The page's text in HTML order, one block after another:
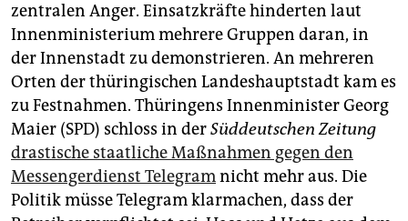
zentralen Anger. Einsatzkräfte hinderten laut
Innenministerium mehrere Gruppen daran, in
der Innenstadt zu demonstrieren. An mehreren
Orten der thüringischen Landeshauptstadt kam es
zu Festnahmen. Thüringens Innenminister Georg
Maier (SPD) schloss in derSüddeutschen Zeitung
drastische staatliche Maßnahmen gegen den
Messengerdienst Telegramnicht mehr aus. Die
Politik müsse Telegram klarmachen, dass der